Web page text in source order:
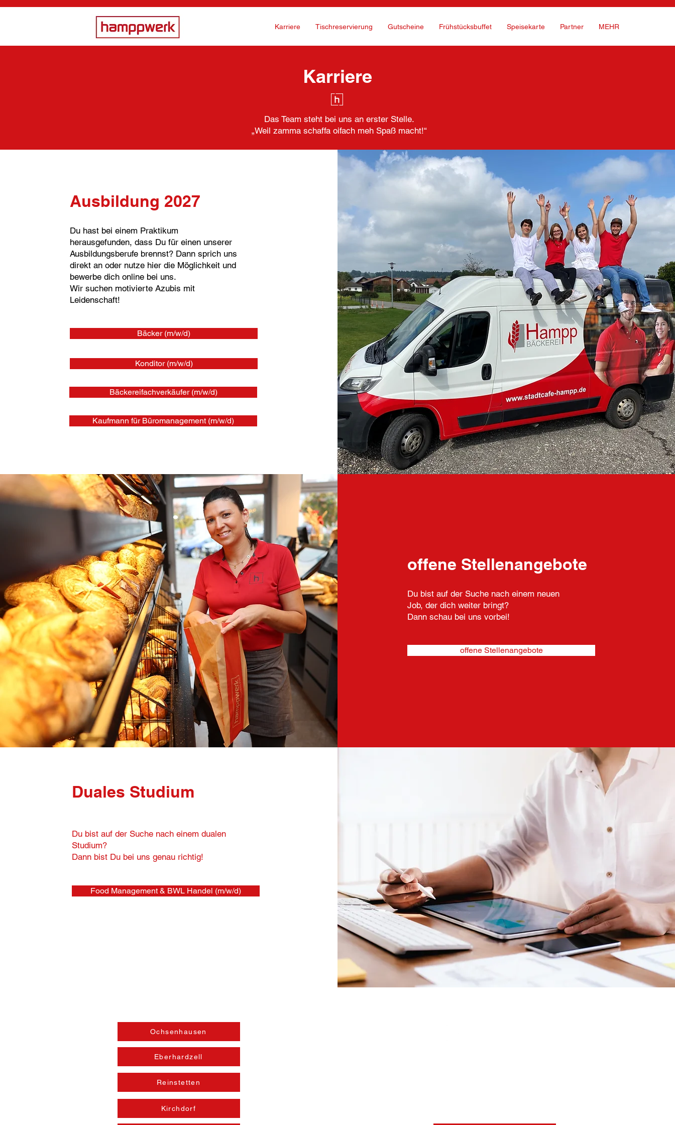
Karriere Tischreservierung Gutscheine Frühstücksbuffet Speisekarte Partner MEHR
Karriere
Das Team steht bei uns an erster Stelle.
„Weil zamma schaffa oifach meh Spaß macht!“
Ausbildung 2027
Du hast bei einem Praktikum
herausgefunden, dass Du für einen unserer
Ausbildungsberufe brennst? Dann sprich uns
direkt an oder nutze hier die Möglichkeit und
bewerbe dich online bei uns.
Wir suchen motivierte Azubis mit
Leidenschaft!
Bäcker (m/w/d)
Konditor (m/w/d)
Bäckereifachverkäufer (m/w/d)
Kaufmann für Büromanagement (m/w/d)
offene Stellenangebote
Du bist auf der Suche nach einem neuen
Job, der dich weiter bringt?
Dann schau bei uns vorbei!
offene Stellenangebote
Duales Studium
Du bist auf der Suche nach einem dualen
Studium?
Dann bist Du bei uns genau richtig!
Food Management & BWL Handel (m/w/d)
Ochsenhausen
Eberhardzell
Reinstetten
Kirchdorf